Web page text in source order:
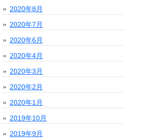
2020年8月
2020年7月
2020年6月
2020年4月
2020年3月
2020年2月
2020年1月
2019年10月
2019年9月